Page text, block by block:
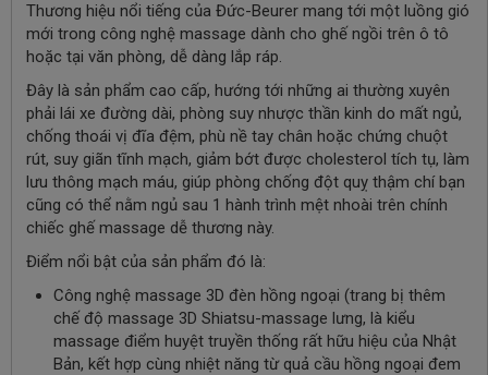
Thương hiệu nổi tiếng của Đức-Beurer mang tới một luồng gió
mới trong công nghệ massage dành cho ghế ngồi trên ô tô
hoặc tại văn phòng, dễ dàng lắp ráp.
Đây là sản phẩm cao cấp, hướng tới những ai thường xuyên
phải lái xe đường dài, phòng suy nhược thần kinh do mất ngủ,
chống thoái vị đĩa đệm, phù nề tay chân hoặc chứng chuột
rút, suy giãn tĩnh mạch, giảm bớt được cholesterol tích tụ, làm
lưu thông mạch máu, giúp phòng chống đột quỵ thậm chí bạn
cũng có thể nằm ngủ sau 1 hành trình mệt nhoài trên chính
chiếc ghế massage dễ thương này.
Điểm nổi bật của sản phẩm đó là:
Công nghệ massage 3D đèn hồng ngoại (trang bị thêm
chế độ massage 3D Shiatsu-massage lưng, là kiểu
massage điểm huyệt truyền thống rất hữu hiệu của Nhật
Bản, kết hợp cùng nhiệt năng từ quả cầu hồng ngoại đem